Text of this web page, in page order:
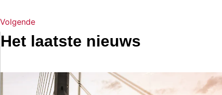
Volgende
Het laatste nieuws